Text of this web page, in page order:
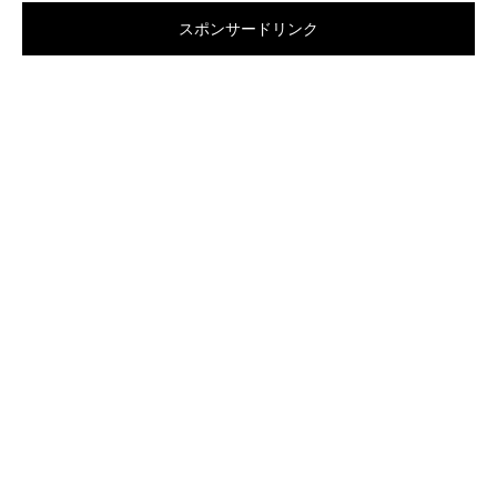
スポンサードリンク